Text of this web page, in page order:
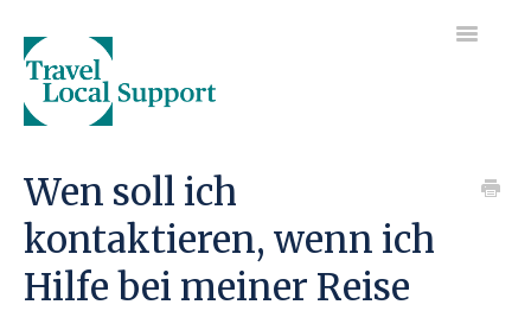
Toggle
Los geht's
Ihre Reise
Wen soll ich
kontaktieren, wenn ich
Hilfe bei meiner Reise